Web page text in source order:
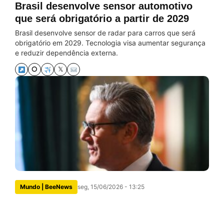
Brasil desenvolve sensor automotivo
que será obrigatório a partir de 2029
Brasil desenvolve sensor de radar para carros que será
obrigatório em 2029. Tecnologia visa aumentar segurança
e reduzir dependência externa.
⭘ 𝕏
Mundo | BeeNews seg, 15/06/2026 - 13:25